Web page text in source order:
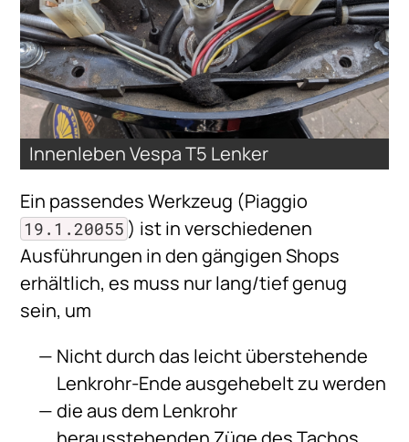
Innenleben Vespa T5 Lenker
Ein passendes Werkzeug (Piaggio
19.1.20055 ) ist in verschiedenen
Ausführungen in den gängigen Shops
erhältlich, es muss nur lang/tief genug
sein, um
Nicht durch das leicht überstehende
Lenkrohr-Ende ausgehebelt zu werden
die aus dem Lenkrohr